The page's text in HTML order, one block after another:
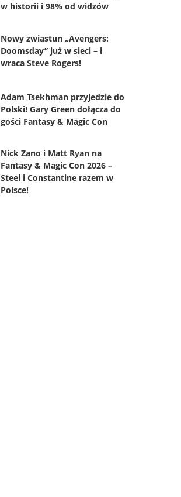
w historii i 98% od widzów
Nowy zwiastun „Avengers:
Doomsday” już w sieci – i
wraca Steve Rogers!
Adam Tsekhman przyjedzie do
Polski! Gary Green dołącza do
gości Fantasy & Magic Con
Nick Zano i Matt Ryan na
Fantasy & Magic Con 2026 –
Steel i Constantine razem w
Polsce!